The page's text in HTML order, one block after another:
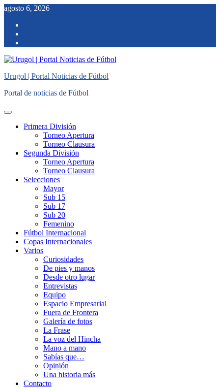
Saltar
contenido
agosto 6, 2026
Urugol | Portal Noticias de Fútbol
Portal de noticias de Fútbol
Menú
principalPrimera División
Torneo Apertura
Torneo Clausura
Segunda División
Torneo Apertura
Torneo Clausura
Selecciones
Mayor
Sub 15
Sub 17
Sub 20
Femenino
Fútbol Internacional
Copas Internacionales
Varios
Curiosidades
De pies y manos
Desde otro lugar
Entrevistas
Equipo
Espacio Empresarial
Fuera de Frontera
Galería de fotos
La Frase
La voz del Hincha
Mano a mano
Sabías que…
Opinión
Una historia más
Contacto